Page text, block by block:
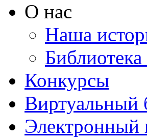
О нас
Наша
Библиотека
Конкурсы
Виртуальный
Электронный